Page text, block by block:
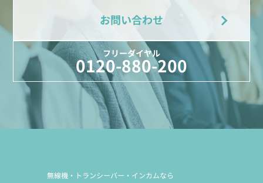
お問い合わせ
フリーダイヤル
0120-880-200
無線機・トランシーバー・インカムなら